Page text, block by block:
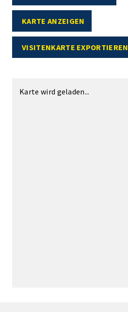
KARTE ANZEIGEN
VISITENKARTE EXPORTIEREN
Karte wird geladen...